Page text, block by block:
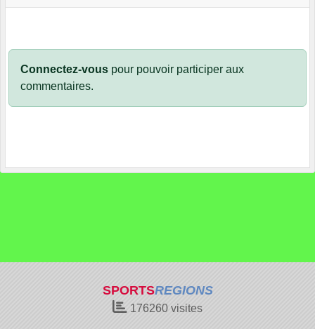
Connectez-vous pour pouvoir participer aux
commentaires.
SPORTSREGIONS
176260 visites